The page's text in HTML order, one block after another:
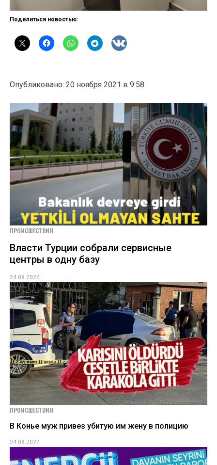
Поделиться новостью:
Опубликовано: 20 ноября 2021 в 9:58
ПРОИСШЕСТВИЯ
Власти Турции собрали сервисные
центры в одну базу
24.08.2024
ПРОИСШЕСТВИЯ
В Конье муж привез убитую им жену в полицию
24.08.2024